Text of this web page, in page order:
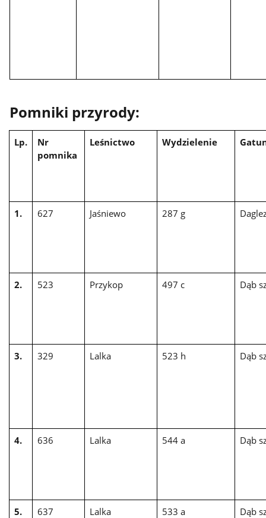
Pomniki przyrody:
Lp.
Nr
pomnika
Leśnictwo Wydzielenie
1. 627 Jaśniewo 287 g
2. 523 Przykop 497 c Dąb
3. 329 Lalka 523 h Dąb
4. 636 Lalka 544 a Dąb
5. 637 Lalka 533 a Dąb